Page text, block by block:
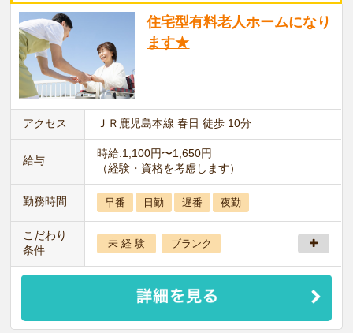
住宅型有料老人ホームになり
ます★
アクセス ＪＲ鹿児島本線 春日 徒歩 10分
給与
時給:1,100円〜1,650円
（経験・資格を考慮します）
勤務時間 早番 日勤 遅番 夜勤
こだわり
条件
未 経 験 ブランク